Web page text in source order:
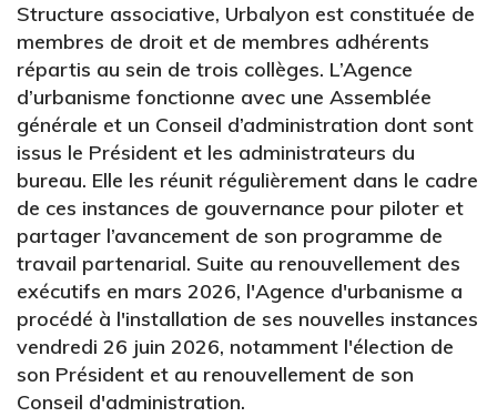
Structure associative, Urbalyon est constituée de
membres de droit et de membres adhérents
répartis au sein de trois collèges. L’Agence
d’urbanisme fonctionne avec une Assemblée
générale et un Conseil d’administration dont sont
issus le Président et les administrateurs du
bureau. Elle les réunit régulièrement dans le cadre
de ces instances de gouvernance pour piloter et
partager l’avancement de son programme de
travail partenarial. Suite au renouvellement des
exécutifs en mars 2026, l'Agence d'urbanisme a
procédé à l'installation de ses nouvelles instances
vendredi 26 juin 2026, notamment l'élection de
son Président et au renouvellement de son
Conseil d'administration.